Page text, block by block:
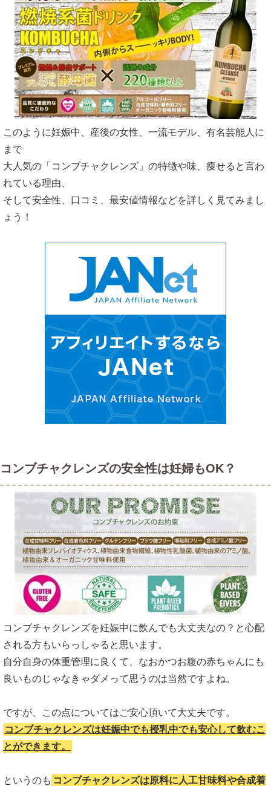
酵母菌はなぜダイエットに良い?
トルラ酵母菌
パン酵母菌
コンブチャクレンズでダイエット成功者が
続出する理由まとめ
以下に該当する方は絶対にコンブチャクレ
ンズを買わないでください
コンブチャクレンズの乳酸菌は生きて腸ま
で届かない！？
妊娠中の体重管理ダイエットと健康にコン
コンブチャクレンズと妊娠中ダイエットの
まとめ
味、結果、ともに◎のコンブチャクレンズ
のお勧めの飲み方
グラノーラ＋コンブチャクレンズ
豆乳＋コンブチャクレンズ
炭酸水+コンブチャクレンズ
コンブチャクレンズはファスティング以外
で飲むと意味がない?
コンブチャクレンズの1杯あたりのカロリ
ー
コンブチャクレンズの飲み方のまとめ
コンブチャクレンズの口コミ
コンブチャクレンズの口コミのまとめ
コンブチャクレンズを損せず購入するには
このように妊娠中、産後の女性、一流モデル、有名芸能人に
まで
大人気の「コンブチャクレンズ」の特徴や味、痩せると言わ
れている理由、
そして安全性、口コミ、最安値情報などを詳しく見てみまし
ょう！
コンブチャクレンズの安全性は妊婦もOK？
コンブチャクレンズを妊娠中に飲んでも大丈夫なの？と心配
される方もいらっしゃると思います。
自分自身の体重管理に良くて、なおかつお腹の赤ちゃんにも
良いものじゃなきゃダメって思うのは当然ですよね。
ですが、この点についてはご安心頂いて大丈夫です。
コンブチャクレンズは妊娠中でも授乳中でも安心して飲むこ
とができます。
というのも コンブチャクレンズは原料に人工甘味料や合成着